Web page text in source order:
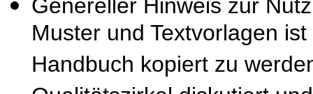
Genereller Hinweis zur
Muster und Textvorlagen
Handbuch kopiert zu